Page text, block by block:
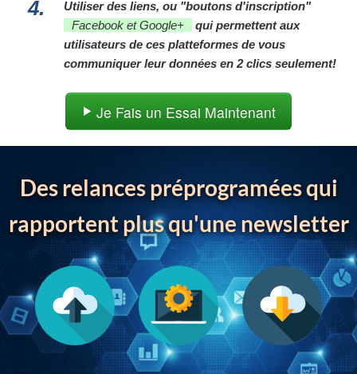
4.
Utiliser des liens, ou "boutons d'inscription"
Facebook et Google+
qui permettent aux
utilisateurs de ces platteformes de vous
communiquer leur données en 2 clics seulement!
Je Fais un Essai Maintenant
Des relances préprogramées qui
rapportent plus qu'une newsletter